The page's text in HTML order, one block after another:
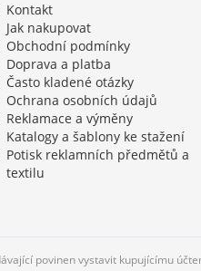
Kontakt
Jak nakupovat
Obchodní podmínky
Doprava a platba
Často kladené otázky
Ochrana osobních údajů
Reklamace a výměny
Katalogy a šablony ke stažení
Potisk reklamních předmětů a
textilu
povinen vystavit kupujícímu